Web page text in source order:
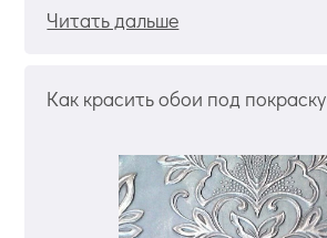
Читать дальше
Как красить обои под покраску